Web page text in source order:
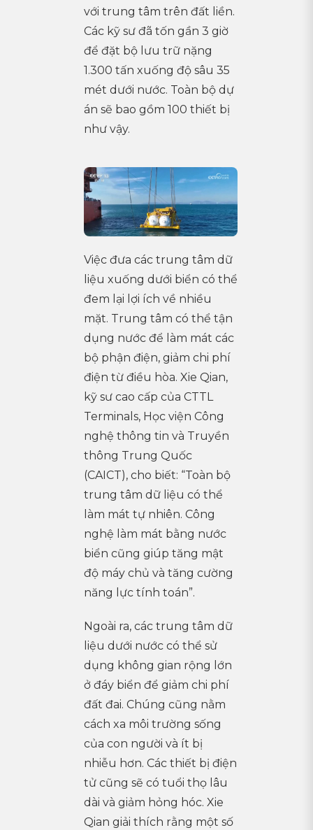
với trung tâm trên đất liền.
Các kỹ sư đã tốn gần 3 giờ
để đặt bộ lưu trữ nặng
1.300 tấn xuống độ sâu 35
mét dưới nước. Toàn bộ dự
án sẽ bao gồm 100 thiết bị
như vậy.
Việc đưa các trung tâm dữ
liệu xuống dưới biển có thể
đem lại lợi ích về nhiều
mặt. Trung tâm có thể tận
dụng nước để làm mát các
bộ phận điện, giảm chi phí
điện từ điều hòa. Xie Qian,
kỹ sư cao cấp của CTTL
Terminals, Học viện Công
nghệ thông tin và Truyền
thông Trung Quốc
(CAICT), cho biết: “Toàn bộ
trung tâm dữ liệu có thể
làm mát tự nhiên. Công
nghệ làm mát bằng nước
biển cũng giúp tăng mật
độ máy chủ và tăng cường
năng lực tính toán”.
Ngoài ra, các trung tâm dữ
liệu dưới nước có thể sử
dụng không gian rộng lớn
ở đáy biển để giảm chi phí
đất đai. Chúng cũng nằm
cách xa môi trường sống
của con người và ít bị
nhiễu hơn. Các thiết bị điện
tử cũng sẽ có tuổi thọ lâu
dài và giảm hỏng hóc. Xie
Qian giải thích rằng một số